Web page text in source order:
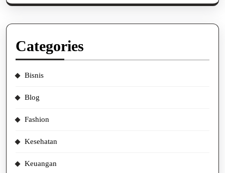
Categories
Bisnis
Blog
Fashion
Kesehatan
Keuangan